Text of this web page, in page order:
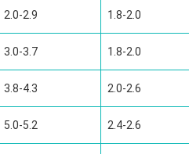
2.0-2.9 1.8-2.0
3.0-3.7 1.8-2.0
3.8-4.3 2.0-2.6
5.0-5.2 2.4-2.6